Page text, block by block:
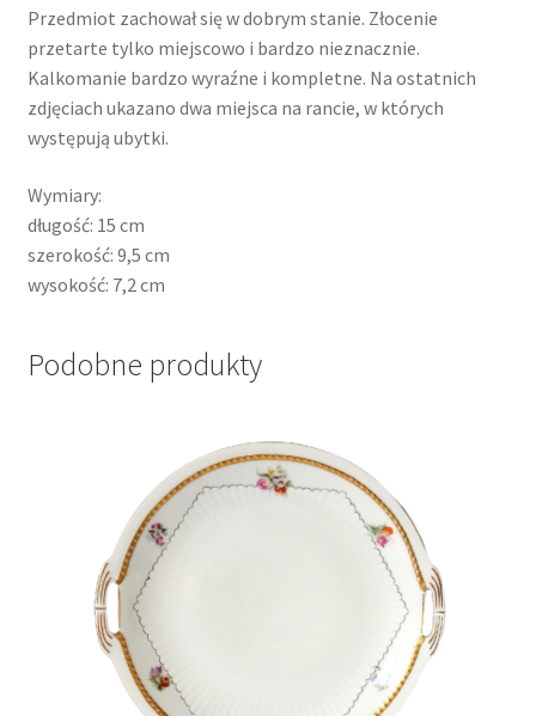
Przedmiot zachował się w dobrym stanie. Złocenie
przetarte tylko miejscowo i bardzo nieznacznie.
Kalkomanie bardzo wyraźne i kompletne. Na ostatnich
zdjęciach ukazano dwa miejsca na rancie, w których
występują ubytki.
Wymiary:
długość: 15 cm
szerokość: 9,5 cm
wysokość: 7,2 cm
Podobne produkty